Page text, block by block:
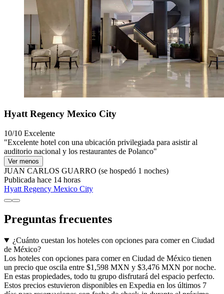
Hyatt Regency Mexico City
10/10 Excelente
"Excelente hotel con una ubicación privilegiada para asistir al
auditorio nacional y los restaurantes de Polanco"
Ver menos
JUAN CARLOS GUARRO (se hospedó 1 noches)
Publicada hace 14 horas
Hyatt Regency Mexico City
Preguntas frecuentes
¿Cuánto cuestan los hoteles con opciones para comer en Ciudad
de México?
Los hoteles con opciones para comer en Ciudad de México tienen
un precio que oscila entre $1,598 MXN y $3,476 MXN por noche.
En estas propiedades, todo tu grupo disfrutará del espacio perfecto.
Estos precios estuvieron disponibles en Expedia en los últimos 7